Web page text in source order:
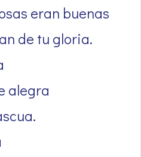
eran buenas
de tu gloria.
alegra